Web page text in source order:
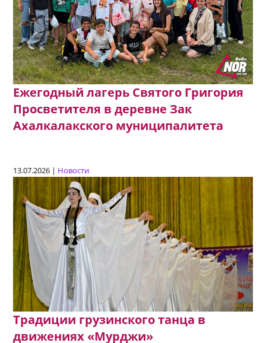
Ежегодный лагерь Святого Григория
Просветителя в деревне Зак
Ахалкалакского муниципалитета
13.07.2026 | Новости
Традиции грузинского танца в
движениях «Мурджи»